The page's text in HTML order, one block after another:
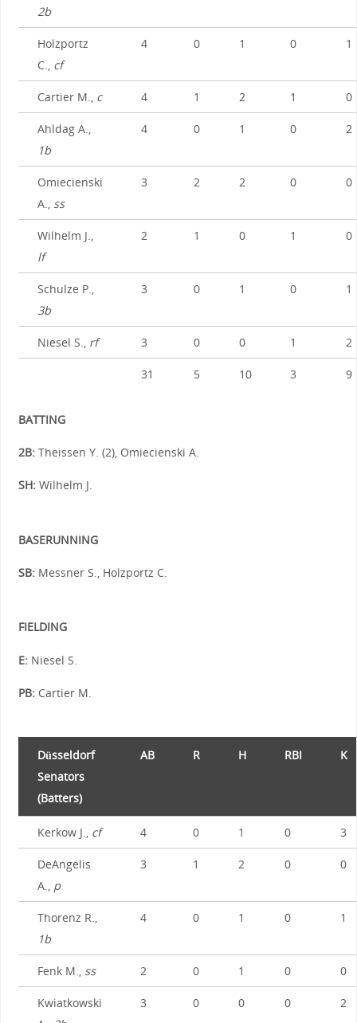
2b
Holzportz
C., cf
4 0 1 0 1
Cartier M., c 4 1 2 1 0
Ahldag A.,
1b
4 0 1 0 2
Omiecienski
A., ss
3 2 2 0 0
Wilhelm J.,
lf
2 1 0 1 0
Schulze P.,
3b
3 0 1 0 1
Niesel S., rf 3 0 0 1 2
31 5 10 3 9
BATTING
2B:Theissen Y. (2), Omiecienski A.
SH:Wilhelm J.
BASERUNNING
SB:Messner S., Holzportz C.
FIELDING
E:Niesel S.
PB:Cartier M.
Düsseldorf
Senators
(Batters)
AB R H RBI K
Kerkow J., cf 4 0 1 0 3
DeAngelis
A., p
3 1 2 0 0
Thorenz R.,
1b
4 0 1 0 1
Fenk M., ss 2 0 1 0 0
Kwiatkowski
3 0 0 0 2